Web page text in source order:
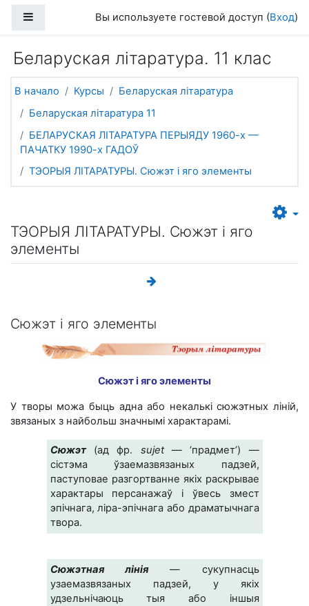
Боковая панельВы используете гостевой доступ (Вход)
Беларуская літаратура. 11 клас
В начало Курсы
Беларуская літаратура
Беларуская літаратура 11
БЕЛАРУСКАЯ ЛІТАРАТУРА ПЕРЫЯДУ 1960-х —
ПАЧАТКУ 1990-х ГАДОЎ
ТЭОРЫЯ ЛІТАРАТУРЫ. Сюжэт і яго элементы
ТЭОРЫЯ ЛІТАРАТУРЫ. Сюжэт і яго
элементы
Сюжэт і яго элементы
Сюжэт і яго элементы
У творы можа быць адна або некалькі сюжэтных ліній,
звязаных з найбольш значнымі характарамі.
Сюжэт(ад фр. sujet— ‘прадмет’) —
сістэма ўзаемазвязаных падзей,
паступовае разгортванне якіх раскрывае
характары персанажаў і ўвесь змест
эпічнага, ліра-эпічнага або драматычнага
твора.
Сюжэтная лінія— сукупнасць
узаемазвязаных падзей, у якіх
удзельнічаюць тыя або іншыя